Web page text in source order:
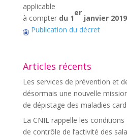
applicable
à compter du 1
er
janvier 2019
Publication du décret
Articles récents
Les services de prévention et
désormais une nouvelle
de dépistage des maladies
La CNIL rappelle les conditions
de contrôle de l’activité des